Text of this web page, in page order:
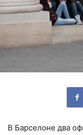
В Барселоне два